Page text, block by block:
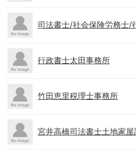
司法書士/社会保険労務士/
行政書士太田事務所
竹田恵里税理士事務所
宮井高橋司法書士土地家